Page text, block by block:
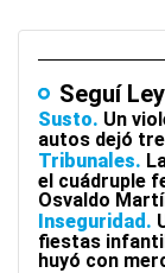
Seguí
Susto Un
autos dejó
Tribunales
el cuádruple
Osvaldo
Inseguridad
fiestas
huyó con